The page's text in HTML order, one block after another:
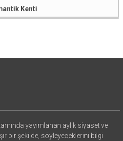
Kenti
yayımlanan aylık siyaset ve
bir şekilde, söyleyeceklerini bilgi